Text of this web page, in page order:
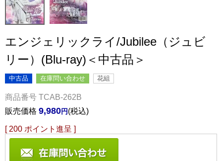
エンジェリックライ/Jubilee（ジュビ
リー）(Blu-ray)＜中古品＞
中古品 在庫問い合わせ 花組
商品番号 TCAB-262B
販売価格 9,980 税込
[ 200 ポイント進呈 ]